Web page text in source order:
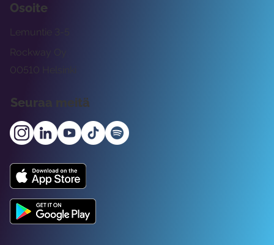
Osoite
Rockway Oy
Lemuntie 3-5
00510 Helsinki
Seuraa meitä